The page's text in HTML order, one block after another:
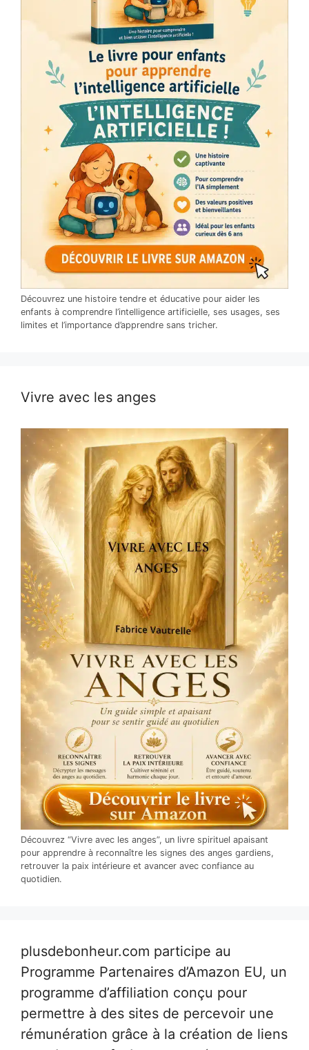
Découvrez une histoire tendre et éducative pour aider les
enfants à comprendre l’intelligence artificielle, ses usages, ses
limites et l’importance d’apprendre sans tricher.
Vivre avec les anges
Découvrez “Vivre avec les anges”, un livre spirituel apaisant
pour apprendre à reconnaître les signes des anges gardiens,
retrouver la paix intérieure et avancer avec confiance au
quotidien.
plusdebonheur.com participe au
Programme Partenaires d’Amazon EU, un
programme d’affiliation conçu pour
permettre à des sites de percevoir une
rémunération grâce à la création de liens